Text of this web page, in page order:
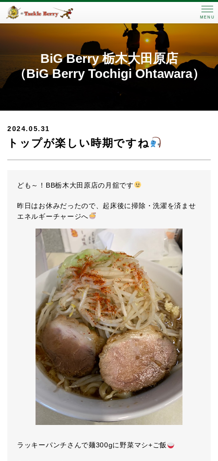
MENU
BiG Berry 栃木大田原店
（BiG Berry Tochigi Ohtawara）
2024.05.31
トップが楽しい時期ですね
ども～！BB栃木大田原店の月舘です
昨日はお休みだったので、起床後に掃除・洗濯を済ませ
エネルギーチャージへ
ラッキーパンチさんで麺300gに野菜マシ+ご飯